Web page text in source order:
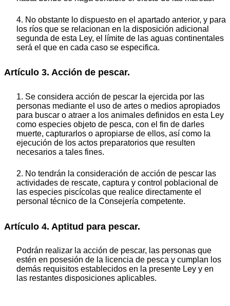
4. No obstante lo dispuesto en el apartado anterior, y para
los ríos que se relacionan en la disposición adicional
segunda de esta Ley, el límite de las aguas continentales
será el que en cada caso se especifica.
Artículo 3. Acción de pescar.
1. Se considera acción de pescar la ejercida por las
personas mediante el uso de artes o medios apropiados
para buscar o atraer a los animales definidos en esta Ley
como especies objeto de pesca, con el fin de darles
muerte, capturarlos o apropiarse de ellos, así como la
ejecución de los actos preparatorios que resulten
necesarios a tales fines.
2. No tendrán la consideración de acción de pescar las
actividades de rescate, captura y control poblacional de
las especies piscícolas que realice directamente el
personal técnico de la Consejería competente.
Artículo 4. Aptitud para pescar.
Podrán realizar la acción de pescar, las personas que
estén en posesión de la licencia de pesca y cumplan los
demás requisitos establecidos en la presente Ley y en
las restantes disposiciones aplicables.